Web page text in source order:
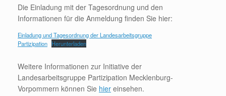
Die Einladung mit der Tagesordnung und den
Informationen für die Anmeldung finden Sie hier:
Einladung und Tagesordnung der Landesarbeitsgruppe
Partizipation Herunterladen
Weitere Informationen zur Initiative der
Landesarbeitsgruppe Partizipation Mecklenburg-
Vorpommern können Sie hier einsehen.